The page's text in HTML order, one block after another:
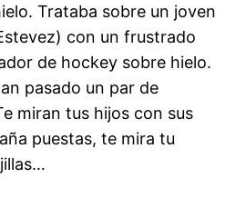
Trataba sobre un joven
con un frustrado
de hockey sobre hielo.
pasado un par de
miran tus hijos con sus
puestas, te mira tu